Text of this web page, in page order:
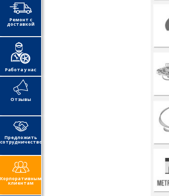
Ремонт с
доставкой
Работа у нас
Отзывы
Предложить
сотрудничество
Корпоративным
клиентам